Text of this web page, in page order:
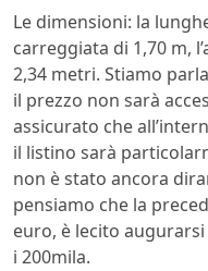
Le dimensioni: la
carreggiata di 1,70 m,
2,34 metri. Stiamo
il prezzo non sarà
assicurato che
il listino sarà
non è stato ancora
pensiamo che la
euro, è lecito
i 200mila.